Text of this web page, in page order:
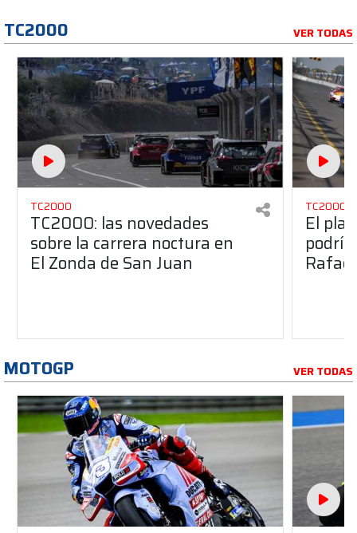
TC2000 VER TODAS
TC2000
TC2000: las novedades
sobre la carrera noctura en
El Zonda de San Juan
TC2000
El
MOTOGP VER TODAS